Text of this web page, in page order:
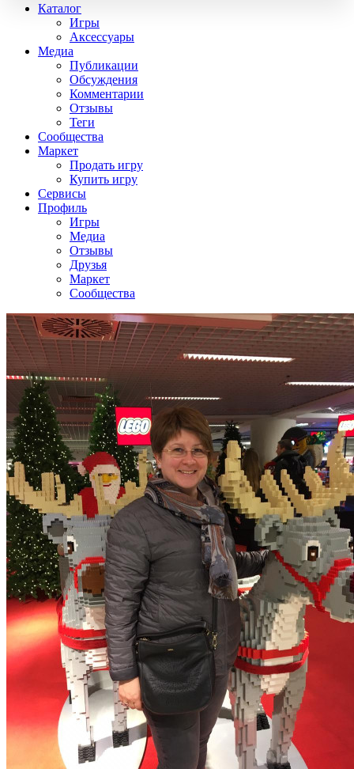
Каталог
Игры
Аксессуары
Медиа
Публикации
Обсуждения
Комментарии
Отзывы
Теги
Сообщества
Маркет
Продать игру
Купить игру
Сервисы
Профиль
Игры
Медиа
Отзывы
Друзья
Маркет
Сообщества